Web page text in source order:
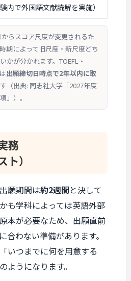
験内で外国語文献読解を実施）
からスコア尺度が変更されるた
期によって旧尺度・新尺度どち
かが分かれます。TOEFL・
出願締切日時点で2年以内に取
（出典: 同志社大学「2027年度
」）。
務
ト）
願期間は約2週間と決して
も学科によっては英語外部
本が必要なため、出願直前
合わない準備があります。
いつまでに何を用意する
ようになります。